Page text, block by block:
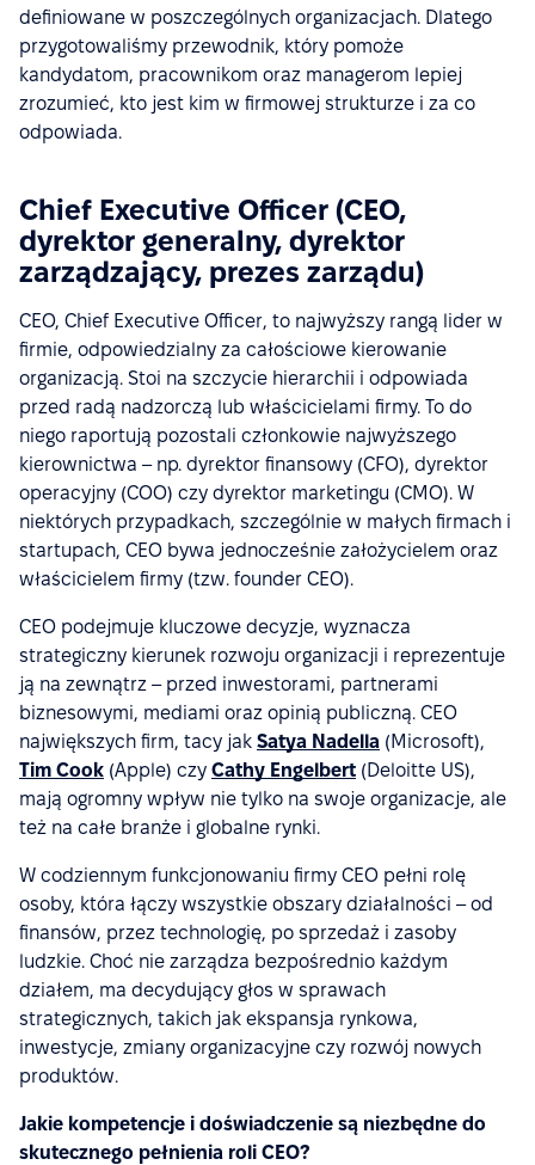
definiowane w poszczególnych organizacjach. Dlatego
przygotowaliśmy przewodnik, który pomoże
kandydatom, pracownikom oraz managerom lepiej
zrozumieć, kto jest kim w firmowej strukturze i za co
odpowiada.
Chief Executive Officer (CEO,
dyrektor generalny, dyrektor
zarządzający, prezes zarządu)
CEO, Chief Executive Officer, to najwyższy rangą lider w
firmie, odpowiedzialny za całościowe kierowanie
organizacją. Stoi na szczycie hierarchii i odpowiada
przed radą nadzorczą lub właścicielami firmy. To do
niego raportują pozostali członkowie najwyższego
kierownictwa – np. dyrektor finansowy (CFO), dyrektor
operacyjny (COO) czy dyrektor marketingu (CMO). W
niektórych przypadkach, szczególnie w małych firmach i
startupach, CEO bywa jednocześnie założycielem oraz
właścicielem firmy (tzw. founder CEO).
CEO podejmuje kluczowe decyzje, wyznacza
strategiczny kierunek rozwoju organizacji i reprezentuje
ją na zewnątrz – przed inwestorami, partnerami
biznesowymi, mediami oraz opinią publiczną. CEO
największych firm, tacy jak Satya Nadella (Microsoft),
Tim Cook (Apple) czy Cathy Engelbert (Deloitte US),
mają ogromny wpływ nie tylko na swoje organizacje, ale
też na całe branże i globalne rynki.
W codziennym funkcjonowaniu firmy CEO pełni rolę
osoby, która łączy wszystkie obszary działalności – od
finansów, przez technologię, po sprzedaż i zasoby
ludzkie. Choć nie zarządza bezpośrednio każdym
działem, ma decydujący głos w sprawach
strategicznych, takich jak ekspansja rynkowa,
inwestycje, zmiany organizacyjne czy rozwój nowych
produktów.
Jakie kompetencje i doświadczenie są niezbędne do
skutecznego pełnienia roli CEO?